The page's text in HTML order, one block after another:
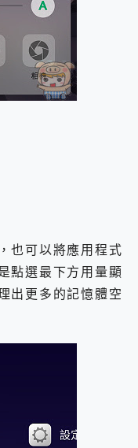
也可以將應用程式
點選最下方用量顯
出更多的記憶體空